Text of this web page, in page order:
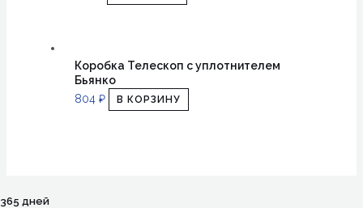
Коробка Телескоп с уплотнителем
Бьянко
804 ₽ В КОРЗИНУ
365 дней